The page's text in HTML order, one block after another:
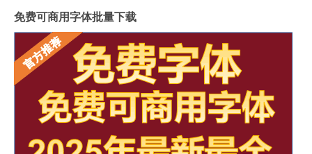
免费可商用字体批量下载